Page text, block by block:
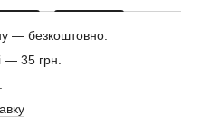
— безкоштовно.
— 35 грн.